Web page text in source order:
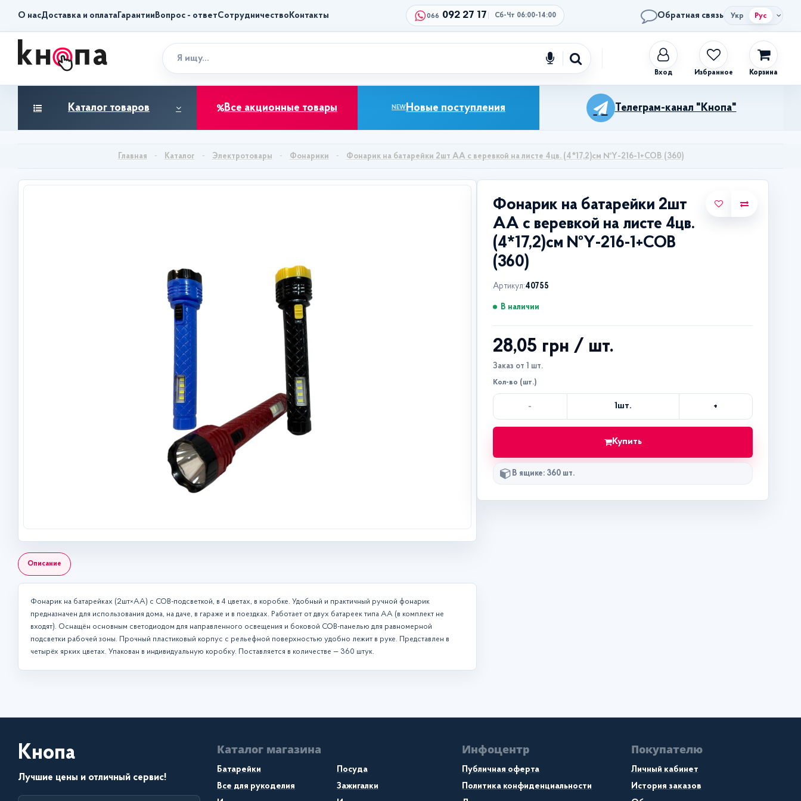
О насДоставка и оплата Гарантии Вопрос - ответСотрудничество Контакты 066 092 27 17 Сб-Чт 06:00-14:00 Обратная связь Укр Рус
Избранное Корзина
Каталог товаров Все акционные товары NEW Новые поступления Телеграм-канал "Кнопа"
Каталог Электротовары Фонарики Фонарик на батарейки 2шт АА с веревкой на листе 4цв. (4*17,2)см №Y-216-1+COB (360)
Описание
Фонарик на батарейках (2шт×AA) с COB-подсветкой, в 4 цветах, в коробке. Удобный и практичный ручной фонарик
предназначен для использования дома, на даче, в гараже и в поездках. Работает от двух батареек типа AA (в комплект не
входят). Оснащён основным светодиодом для направленного освещения и боковой COB-панелью для равномерной
подсветки рабочей зоны. Прочный пластиковый корпус с рельефной поверхностью удобно лежит в руке. Представлен в
четырёх ярких цветах. Упакован в индивидуальную коробку. Поставляется в количестве — 360 штук.
Фонарик на батарейки 2шт
АА с веревкой на листе 4цв.
(4*17,2)см №Y-216-1+COB
(360)
Артикул:40755
В наличии
28,05 грн / шт.
Заказ от 1 шт.
Кол-во (шт.)
- 1шт. +
Купить
В ящике: 360 шт.
Кнопа
Лучшие цены и отличный сервис!
Каталог магазина
Батарейки
Посуда
Все для рукоделия
Зажигалки
Инфоцентр
Публичная оферта
Политика конфиденциальности
Покупателю
Личный кабинет
История заказов